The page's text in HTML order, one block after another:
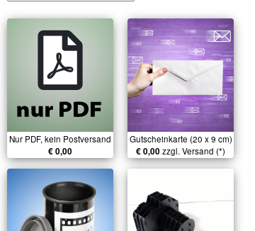
Nur PDF, kein Postversand
€ 0,00
Gutscheinkarte (20 x 9 cm)
€ 0,00 zzgl. Versand (*)